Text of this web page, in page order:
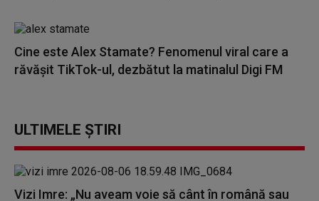
Cine este Alex Stamate? Fenomenul viral care a
răvășit TikTok-ul, dezbătut la matinalul Digi FM
ULTIMELE ȘTIRI
Vizi Imre: „Nu aveam voie să cânt în română sau